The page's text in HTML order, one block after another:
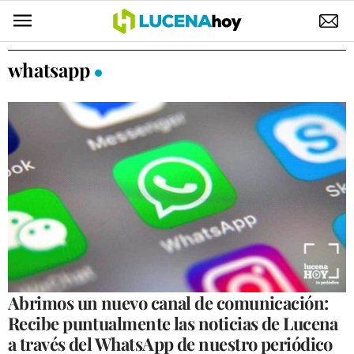
POLÍTICA
ELECCIONES
SUCESOS
ECONOMÍA
DESARROLLO LOCAL
LUCENA EMPRESAS
OCIO
COFRADÍAS
whatsapp
Abrimos un nuevo canal de comunicación:
Recibe puntualmente las noticias de Lucena
a través del WhatsApp de nuestro periódico